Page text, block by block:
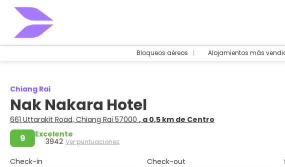
Bloqueos aéreos Alojamientos más
Chiang Rai
Nak Nakara Hotel
661 Uttarakit Road, Chiang Rai 57000 , a 0,5 km de Centro
9 Excelente
3942 Ver puntuaciones
Check-in Check-out